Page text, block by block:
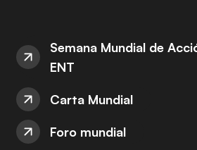
Semana Mundial de
ENT
Carta Mundial
Foro mundial